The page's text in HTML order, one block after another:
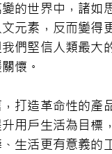
的世界中，諸如
元素，反而變得
們堅信人類最大
懷。
打造革命性的產
用戶生活為目標
生活更有意義的